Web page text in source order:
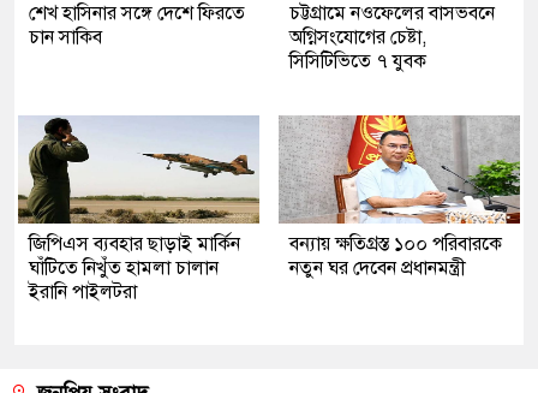
শেখ হাসিনার সঙ্গে দেশে ফিরতে
চান সাকিব
চট্টগ্রামে নওফেলের বাসভবনে
অগ্নিসংযোগের চেষ্টা,
সিসিটিভিতে ৭ যুবক
জিপিএস ব্যবহার ছাড়াই মার্কিন
ঘাঁটিতে নিখুঁত হামলা চালান
ইরানি পাইলটরা
বন্যায় ক্ষতিগ্রস্ত ১০০ পরিবারকে
নতুন ঘর দেবেন প্রধানমন্ত্রী